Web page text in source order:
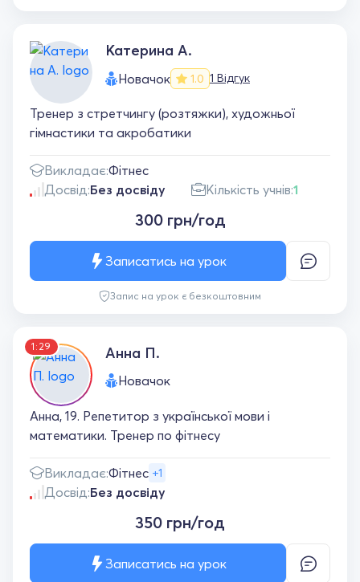
Катерина А.
Новачок 1.0 1 Відгук
Тренер з стретчингу (розтяжки), художньої
гімнастики та акробатики
Викладає:Фітнес
Досвід:Без досвіду Кількість учнів:1
300 грн/год
Запис на урок є безкоштовним
Записатись на урок
1:29 Анна П.
Новачок
Анна, 19. Репетитор з української мови і
математики. Тренер по фітнесу
Викладає:Фітнес +1
Досвід:Без досвіду
350 грн/год
Записатись на урок